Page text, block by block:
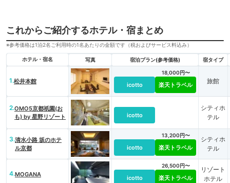
これからご紹介するホテル・宿まとめ
※参考価格は1泊2名ご利用時の1名あたりの金額です（税およびサービス料込み）
ホテル・宿名 写真 宿泊プラン(参考価格) 宿タイプ
1.松井本館 icotto
18,000円〜
楽天トラベル 旅館
2.OMO5京都祇園(お
も) by 星野リゾート
icotto
シティホ
テル
3.清水小路 坂のホテ
ル京都
icotto
13,200円〜
楽天トラベル
シティホ
テル
4.MOGANA icotto
26,500円〜
楽天トラベル
リゾート
ホテル